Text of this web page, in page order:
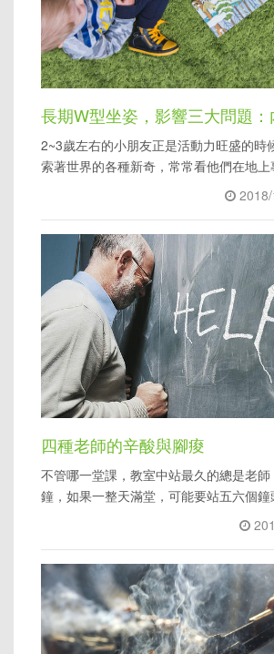
長期W型坐姿，影響三大問題：
腿、扁平足
2~3歲左右的小朋友正是活動力旺盛的時
索著世界的各種新奇，常常看他們在地
四種老師的辛酸與腳痠
不管哪一堂課，教室中站最久的總是老
鐘，如果一整天滿堂，可能要站五六個